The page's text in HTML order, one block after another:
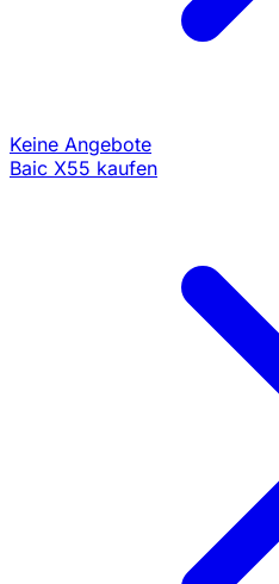
Keine Angebote
Baic X55 kaufen